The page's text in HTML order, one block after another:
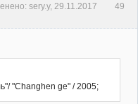
49
sery.y, 29.11.2017
"Changhen ge" / 2005;